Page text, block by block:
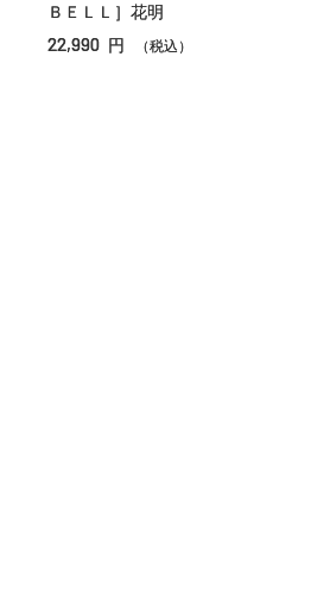
ＢＥＬＬ］花明
22,990 円 （税込）